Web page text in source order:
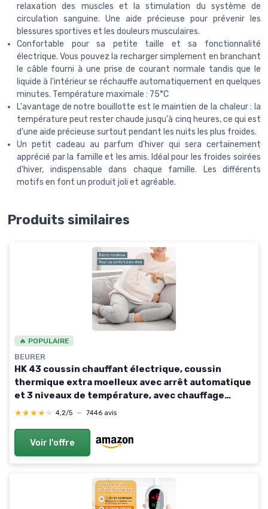
relaxation des muscles et la stimulation du système de
circulation sanguine. Une aide précieuse pour prévenir les
blessures sportives et les douleurs musculaires.
Confortable pour sa petite taille et sa fonctionnalité
électrique. Vous pouvez la recharger simplement en branchant
le câble fourni à une prise de courant normale tandis que le
liquide à l'intérieur se réchauffe automatiquement en quelques
minutes. Température maximale : 75°C
L'avantage de notre bouillotte est le maintien de la chaleur : la
température peut rester chaude jusqu'à cinq heures, ce qui est
d'une aide précieuse surtout pendant les nuits les plus froides.
Un petit cadeau au parfum d'hiver qui sera certainement
apprécié par la famille et les amis. Idéal pour les froides soirées
d'hiver, indispensable dans chaque famille. Les différents
motifs en font un produit joli et agréable.
Produits similaires
🔥 POPULAIRE
BEURER
HK 43 coussin chauffant électrique, coussin
thermique extra moelleux avec arrêt automatique
et 3 niveaux de température, avec chauffage
rapide, lavable en machine jusqu'à 30 °C, blanc
★★★★★
★★★★★ 4,2/5 — 7446 avis
Voir l'offre